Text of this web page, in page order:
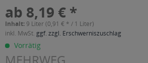
ab 8,19 € *
Inhalt: 9 Liter (0,91 € * / 1 Liter)
inkl. MwSt. ggf. zzgl. Erschwerniszuschlag
Vorrätig